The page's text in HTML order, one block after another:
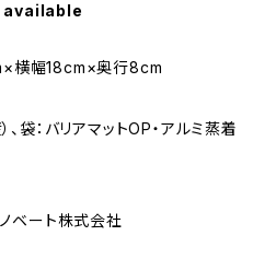
横幅18cm×奥行8cm
袋：バリアマットOP・アルミ蒸着
ベート株式会社